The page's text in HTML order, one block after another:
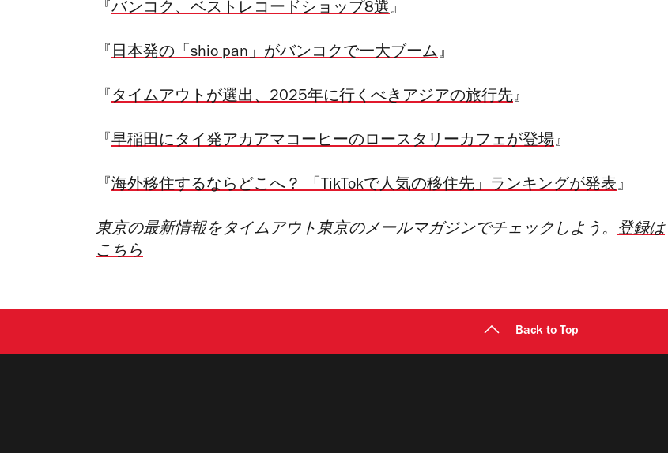
『 バンコク、ベストレコードショップ8選』
『 日本発の「shio pan」がバンコクで一大ブーム』
『 タイムアウトが選出、2025年に行くべきアジアの旅行先』
『 早稲田にタイ発アカアマコーヒーのロースタリーカフェが登場』
『 海外移住するならどこへ？ 「TikTokで人気の移住先」ランキングが発表』
東京の最新情報をタイムアウト東京のメールマガジンでチェックしよう。 登録は
こちら
Back to Top